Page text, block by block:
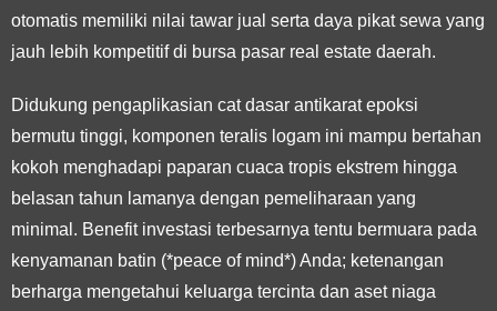
otomatis memiliki nilai tawar jual serta daya pikat sewa yang
jauh lebih kompetitif di bursa pasar real estate daerah.
Didukung pengaplikasian cat dasar antikarat epoksi
bermutu tinggi, komponen teralis logam ini mampu bertahan
kokoh menghadapi paparan cuaca tropis ekstrem hingga
belasan tahun lamanya dengan pemeliharaan yang
minimal. Benefit investasi terbesarnya tentu bermuara pada
kenyamanan batin (*peace of mind*) Anda; ketenangan
berharga mengetahui keluarga tercinta dan aset niaga